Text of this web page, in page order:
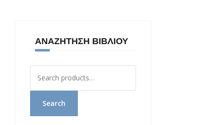
ΑΝΑΖΉΤΗΣΗ ΒΙΒΛΊΟΥ
για:
Search